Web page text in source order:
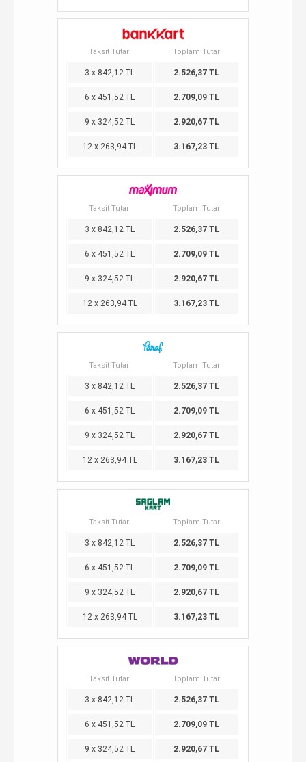
Taksit Tutarı Toplam Tutar
3 x 842,12 TL 2.526,37 TL
6 x 451,52 TL 2.709,09 TL
9 x 324,52 TL 2.920,67 TL
12 x 263,94 TL 3.167,23 TL
Taksit Tutarı Toplam Tutar
3 x 842,12 TL 2.526,37 TL
6 x 451,52 TL 2.709,09 TL
9 x 324,52 TL 2.920,67 TL
12 x 263,94 TL 3.167,23 TL
Taksit Tutarı Toplam Tutar
3 x 842,12 TL 2.526,37 TL
6 x 451,52 TL 2.709,09 TL
9 x 324,52 TL 2.920,67 TL
12 x 263,94 TL 3.167,23 TL
Taksit Tutarı Toplam Tutar
3 x 842,12 TL 2.526,37 TL
6 x 451,52 TL 2.709,09 TL
9 x 324,52 TL 2.920,67 TL
12 x 263,94 TL 3.167,23 TL
Taksit Tutarı Toplam Tutar
3 x 842,12 TL 2.526,37 TL
6 x 451,52 TL 2.709,09 TL
9 x 324,52 TL 2.920,67 TL